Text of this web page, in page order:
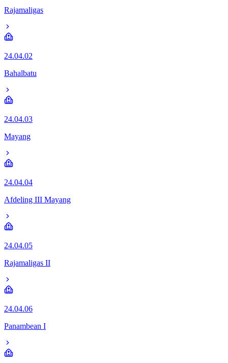
Rajamaligas
24.04.02
Bahalbatu
24.04.03
Mayang
24.04.04
Afdeling III Mayang
24.04.05
Rajamaligas II
24.04.06
Panambean I